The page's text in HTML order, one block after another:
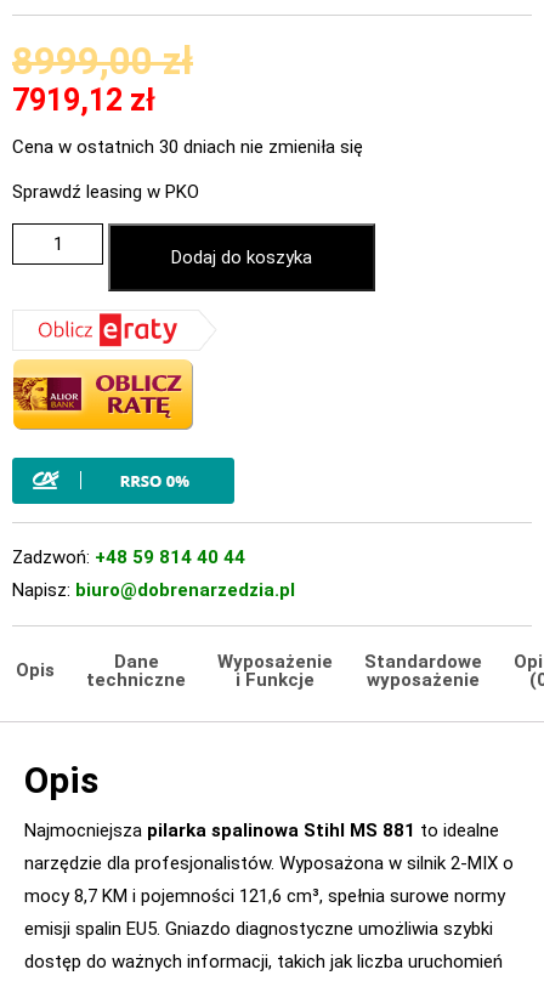
8999,00zł
7919,12 zł
Cena w ostatnich 30 dniach nie zmieniła się
Sprawdź leasing w PKO
Dodaj do koszyka
Zadzwoń: +48 59 814 40 44
Napisz: biuro@dobrenarzedzia.pl
Opis
Dane
techniczne
Wyposażenie
i Funkcje
Standardowe
wyposażenie
Opis
Najmocniejsza pilarka spalinowa Stihl MS 881 to idealne
narzędzie dla profesjonalistów. Wyposażona w silnik 2-MIX o
mocy 8,7 KM i pojemności 121,6 cm³, spełnia surowe normy
emisji spalin EU5. Gniazdo diagnostyczne umożliwia szybki
dostęp do ważnych informacji, takich jak liczba uruchomień